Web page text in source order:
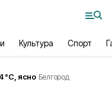
Культура Спорт
°С, ясно Белгород